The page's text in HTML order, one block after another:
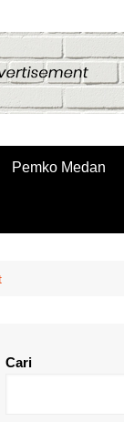
Pemko Medan
Cari